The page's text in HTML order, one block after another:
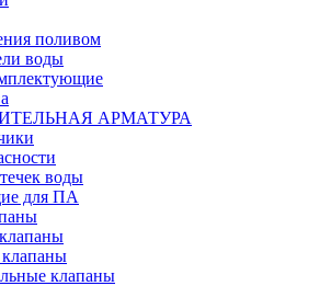
поливом
воды
АРМАТУРА
воды
для ПА
клапаны